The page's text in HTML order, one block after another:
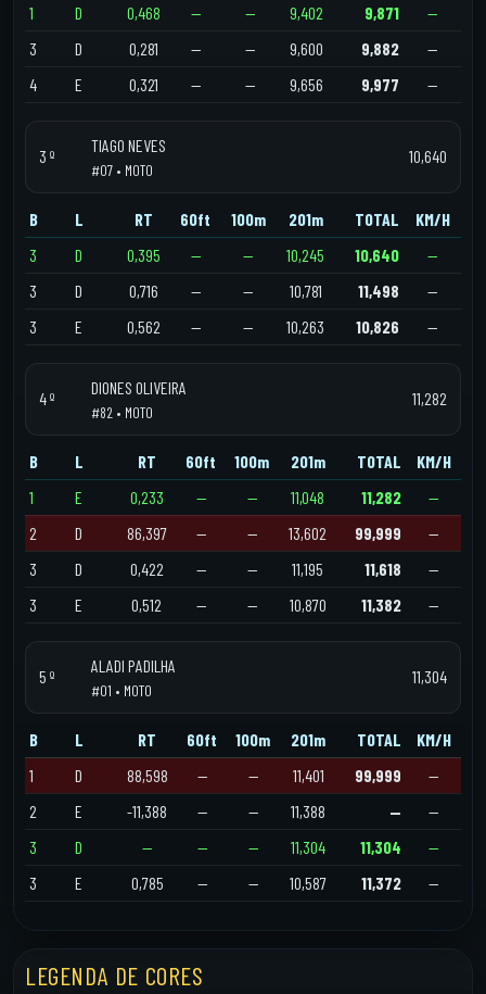
1
D 0,468 — — 9,402 9,871
—
3
D 0,281 — — 9,600 9,882
—
4
E 0,321 — — 9,656 9,977 —
3 º
TIAGO NEVES
#07 • MOTO
10,640
B L RT 60ft 100m 201m TOTAL
KM/H
3
D 0,395 — — 10,245 10,640
—
3
D 0,716 — — 10,781 11,498
—
3
E 0,562 — — 10,263 10,826 —
4 º
DIONES OLIVEIRA
#82 • MOTO
11,282
B L RT 60ft 100m 201m TOTAL
KM/H
1
E 0,233 — — 11,048 11,282
—
2
D 86,397 — — 13,602 99,999
—
3
D 0,422 — — 11,195 11,618
—
3
E 0,512 — — 10,870 11,382 —
5 º
ALADI PADILHA
#01 • MOTO
11,304
B L RT 60ft 100m 201m TOTAL
KM/H
1
D 88,598 — — 11,401 99,999
—
2
E -11,388 — — 11,388 —
—
3
D — — — 11,304 11,304
—
3
E 0,785 — — 10,587 11,372 —
LEGENDA DE CORES